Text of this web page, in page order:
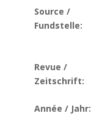
Source /
Fundstelle:
Revue /
Zeitschrift:
Année / Jahr: